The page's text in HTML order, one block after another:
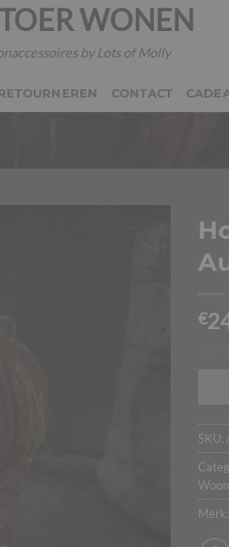
WONEN
by Lots of Molly
CONTACT
€
SKU:
Merk: